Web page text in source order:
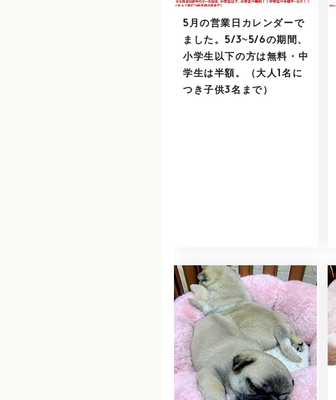
5月の営業日カレンダーで
ました。5/3~5/6の期間、
小学生以下の方は無料・中
学生は半額。（大人1名に
つき子供3名まで）